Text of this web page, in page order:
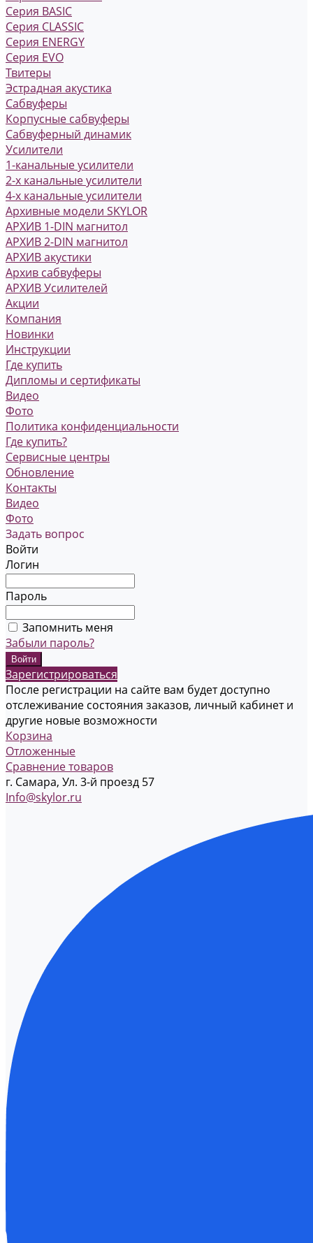
Серия BASIC
Серия CLASSIC
Серия ENERGY
Серия EVO
Твитеры
Эстрадная акустика
Сабвуферы
Корпусные сабвуферы
Сабвуферный динамик
Усилители
1-канальные усилители
2-х канальные усилители
4-х канальные усилители
Архивные модели SKYLOR
АРХИВ 1-DIN магнитол
АРХИВ 2-DIN магнитол
АРХИВ акустики
Архив сабвуферы
АРХИВ Усилителей
Акции
Компания
Новинки
Инструкции
Где купить
Дипломы и сертификаты
Видео
Фото
Политика конфиденциальности
Где купить?
Сервисные центры
Обновление
Контакты
Видео
Фото
Задать вопрос
Войти
Логин
Пароль
Запомнить меня
Забыли пароль?
Зарегистрироваться
После регистрации на сайте вам будет доступно
отслеживание состояния заказов, личный кабинет и
другие новые возможности
Корзина
Отложенные
Сравнение товаров
г. Самара, Ул. 3-й проезд 57
Info@skylor.ru